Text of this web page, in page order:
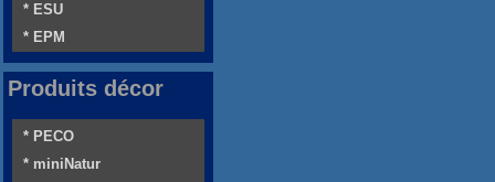
* ESU
* EPM
Produits décor
* PECO
* miniNatur